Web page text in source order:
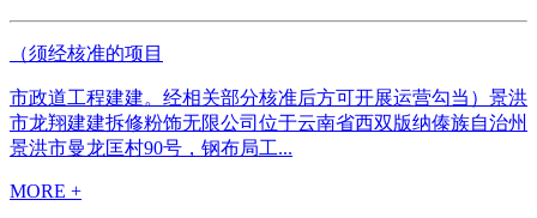
（须经核准的项目
市政道工程建建。经相关部分核准后方可开展运营勾当）景洪
市龙翔建建拆修粉饰无限公司位于云南省西双版纳傣族自治州
景洪市曼龙匡村90号，钢布局工...
MORE +